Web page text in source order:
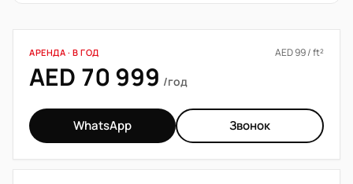
АРЕНДА · В ГОД AED 99 / ft²
AED 70 999 /год
WhatsApp Звонок